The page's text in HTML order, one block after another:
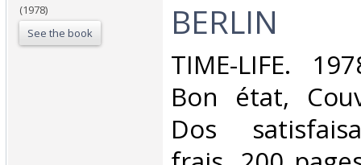
(1978)
See the book
BERLIN‎
‎TIME-LIFE.
Bon état,
Dos